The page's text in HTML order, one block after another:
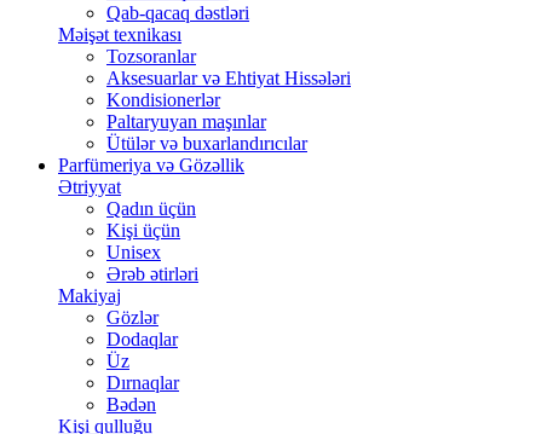
Qab-qacaq dəstləri
Məişət texnikası
Tozsoranlar
Aksesuarlar və Ehtiyat Hissələri
Kondisionerlər
Paltaryuyan maşınlar
Ütülər və buxarlandırıcılar
Parfümeriya və Gözəllik
Ətriyyat
Qadın üçün
Kişi üçün
Unisex
Ərəb ətirləri
Makiyaj
Gözlər
Dodaqlar
Üz
Dırnaqlar
Bədən
Kişi qulluğu